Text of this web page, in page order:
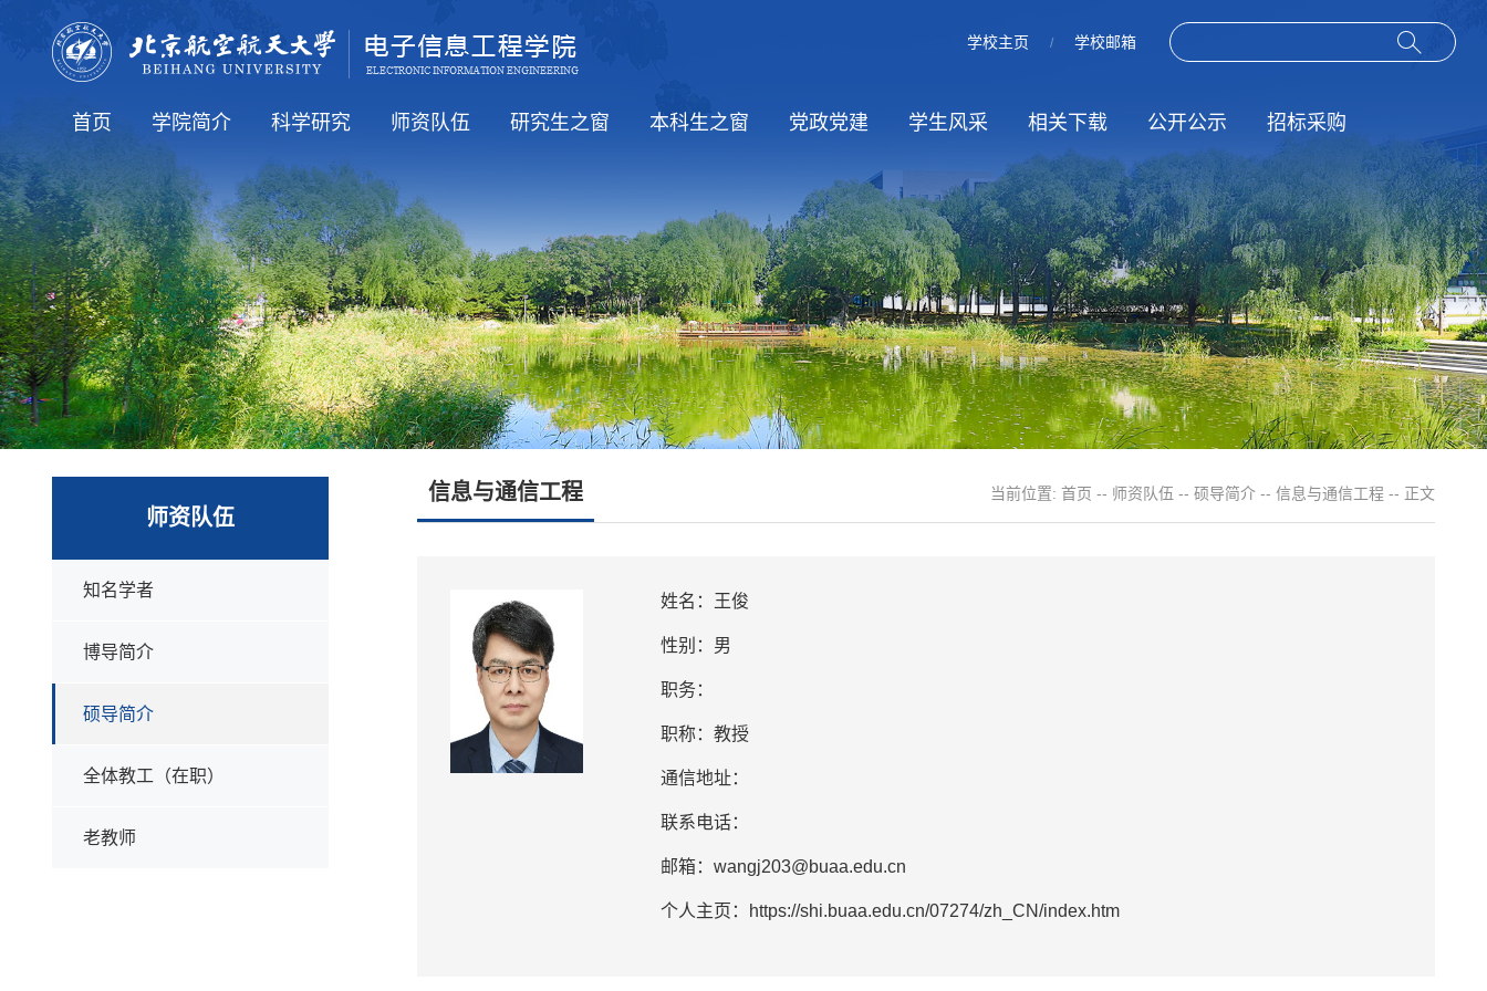
学校主页 / 学校邮箱
首页
学院要闻
通知公告
人才培养
就业信息
国际交流
学院简介
学院介绍
学院领导
学术机构
行政机构
科学研究
科研方向
科研学术
师资队伍 研究生之窗 本科生之窗 党政党建
党风廉政
工会活动
学生风采 相关下载
规章制度
公开公示 招标采购
招标信息
服务指南
结果公示
师资队伍
知名学者
博导简介
硕导简介
全体教工（在职）
老教师
信息与通信工程 当前位置: 首页 -- 师资队伍 -- 硕导简介 -- 信息与通信工程 -- 正文
姓名：王俊
性别：男
职务：
职称：教授
通信地址：
联系电话：
邮箱：wangj203@buaa.edu.cn
个人主页：https://shi.buaa.edu.cn/07274/zh_CN/index.htm